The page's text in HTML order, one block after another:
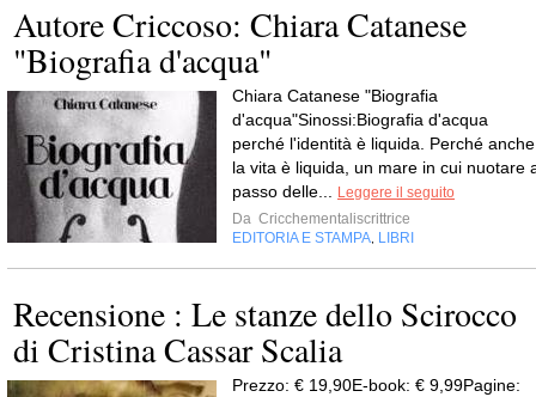
Autore Criccoso: Chiara Catanese
"Biografia d'acqua"
Chiara Catanese "Biografia
d'acqua"Sinossi:Biografia d'acqua
perché l'identità è liquida. Perché anche
la vita è liquida, un mare in cui nuotare
passo delle...
Leggere il seguito
Da Cricchementaliscrittrice
EDITORIA E STAMPA LIBRI
Recensione : Le stanze dello Scirocco
di Cristina Cassar Scalia
Prezzo: € 19,90E-book: € 9,99Pagine: